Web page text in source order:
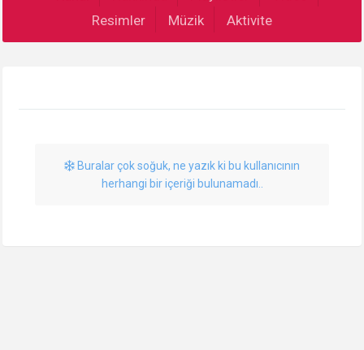
Resimler
Müzik Aktivite
Buralar çok soğuk, ne yazık ki bu kullanıcının
herhangi bir içeriği bulunamadı..